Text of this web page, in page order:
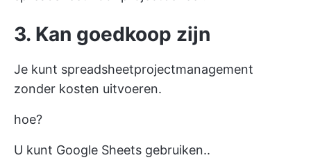
3. Kan goedkoop zijn
Je kunt spreadsheetprojectmanagement
zonder kosten uitvoeren.
hoe?
U kunt Google Sheets gebruiken..